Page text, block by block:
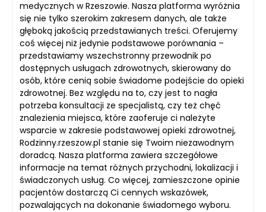
medycznych w Rzeszowie. Nasza platforma wyróżnia
się nie tylko szerokim zakresem danych, ale także
głęboką jakością przedstawianych treści. Oferujemy
coś więcej niż jedynie podstawowe porównania –
przedstawiamy wszechstronny przewodnik po
dostępnych usługach zdrowotnych, skierowany do
osób, które cenią sobie świadome podejście do opieki
zdrowotnej. Bez względu na to, czy jest to nagła
potrzeba konsultacji ze specjalistą, czy też chęć
znalezienia miejsca, które zaoferuje ci należyte
wsparcie w zakresie podstawowej opieki zdrowotnej,
Rodzinny.rzeszow.pl stanie się Twoim niezawodnym
doradcą. Nasza platforma zawiera szczegółowe
informacje na temat różnych przychodni, lokalizacji i
świadczonych usług. Co więcej, zamieszczone opinie
pacjentów dostarczą Ci cennych wskazówek,
pozwalających na dokonanie świadomego wyboru.